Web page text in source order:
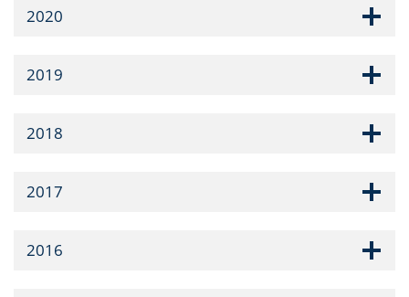
2020
2019
2018
2017
2016